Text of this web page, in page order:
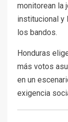
monitorean la
institucional y
los bandos.
Honduras
más votos
en un
exigencia